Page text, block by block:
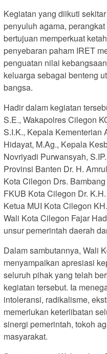
Kegiatan yang diikuti
penyuluh agama,
bertujuan memperkuat
penyebaran paham IRET
penguatan nilai
keluarga sebagai benteng
bangsa.
Hadir dalam kegiatan
S.E., Wakapolres Cilegon
S.I.K., Kepala Kementerian
Hidayat, M.Ag., Kepala
Novriyadi Purwansyah,
Provinsi Banten Dr. H.
Kota Cilegon Drs.
FKUB Kota Cilegon Dr.
Ketua MUI Kota Cilegon
Wali Kota Cilegon Fajar
unsur pemerintah daerah
Dalam sambutannya, Wali
menyampaikan apresiasi
seluruh pihak yang telah
kegiatan tersebut. Ia
intoleransi, radikalisme,
memerlukan keterlibatan
sinergi pemerintah, tokoh
masyarakat.